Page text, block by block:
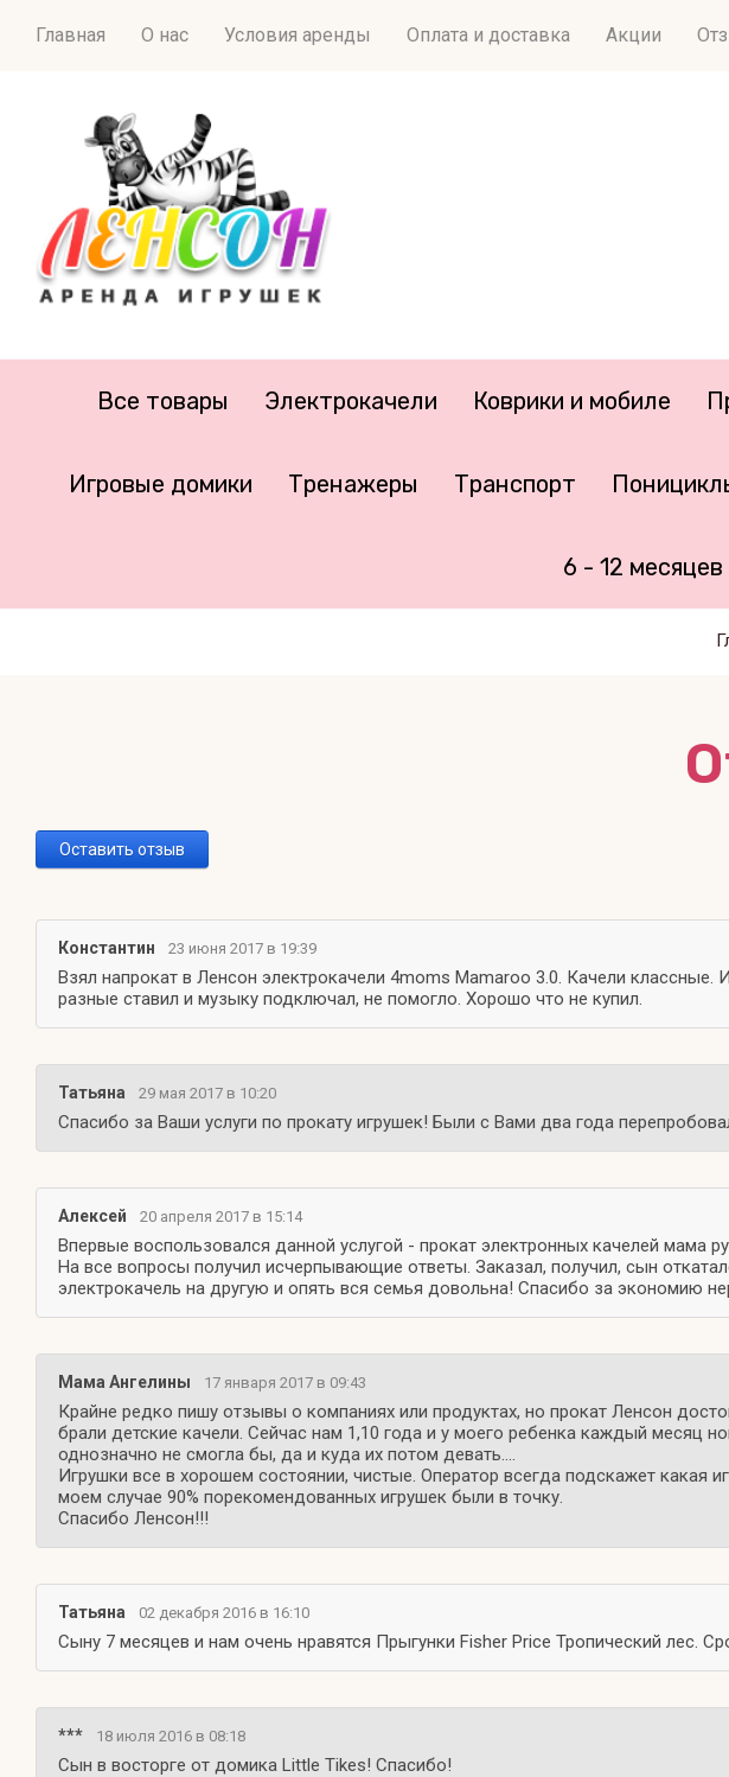
Главная О нас Условия аренды Оплата и доставка Акции
Все товары Электрокачели Коврики и мобиле
Игровые домики Тренажеры Транспорт
6 - 12 месяцев
Оставить отзыв
Константин 23 июня 2017 в 19:39
Взял напрокат в Ленсон электрокачели 4moms Mamaroo 3.0. Качели
разные ставил и музыку подключал, не помогло. Хорошо что не купил.
Татьяна 29 мая 2017 в 10:20
Спасибо за Ваши услуги по прокату игрушек! Были с Вами два года
Алексей 20 апреля 2017 в 15:14
Впервые воспользовался данной услугой - прокат электронных качелей мама
На все вопросы получил исчерпывающие ответы. Заказал, получил, сын
электрокачель на другую и опять вся семья довольна! Спасибо за экономию
Мама Ангелины 17 января 2017 в 09:43
Крайне редко пишу отзывы о компаниях или продуктах, но прокат Ленсон
брали детские качели. Сейчас нам 1,10 года и у моего ребенка каждый месяц
однозначно не смогла бы, да и куда их потом девать....
Игрушки все в хорошем состоянии, чистые. Оператор всегда подскажет какая
моем случае 90% порекомендованных игрушек были в точку.
Спасибо Ленсон!!!
Татьяна 02 декабря 2016 в 16:10
Сыну 7 месяцев и нам очень нравятся Прыгунки Fisher Price Тропический лес.
*** 18 июля 2016 в 08:18
Сын в восторге от домика Little Tikes! Спасибо!